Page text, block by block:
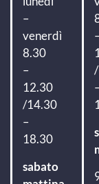
–
venerdì
8.30
–
12.30
/14.30
–
18.30
sabato